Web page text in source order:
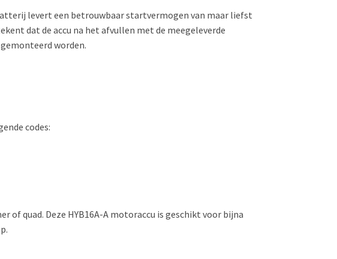
levert een betrouwbaar startvermogen van maar liefst
dat de accu na het afvullen met de meegeleverde
worden.
codes:
of quad. Deze HYB16A-A motoraccu is geschikt voor bijna